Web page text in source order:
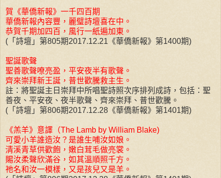
賀《華僑新報》一千四百期
華僑新報內容豐，麗璧詩壇喜在中。
恭賀千期加四百，風行一紙遍加東。
(「詩壇」第805期2017.12.21《華僑新報》第1400期)
聖誕歌聲
聖善歌聲嘹亮盈，平安夜半有歌聲。
齊來崇拜新王誕，普世歡騰救主生。
註：將聖誕主日崇拜中所唱聖詩照次序排列成詩，包括：聖
善夜、平安夜、夜半歌聲、齊來崇拜、普世歡騰。
(「詩壇」第806期2017.12.28《華僑新報》第1401期)
《羔羊》意譯（The Lamb by William Blake)
可愛小羊誰造汝？是誰生哺汝如娘。
清溪青草供歡飽，嫩白茸毛做亮裳。
賜汝柔聲欣滿谷，如其溫順照千方。
祂名和汝一模樣，又是孩兒又是羊。